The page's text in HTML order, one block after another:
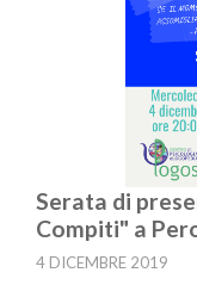
Serata di
Compiti" a
4 DICEMBRE 2019